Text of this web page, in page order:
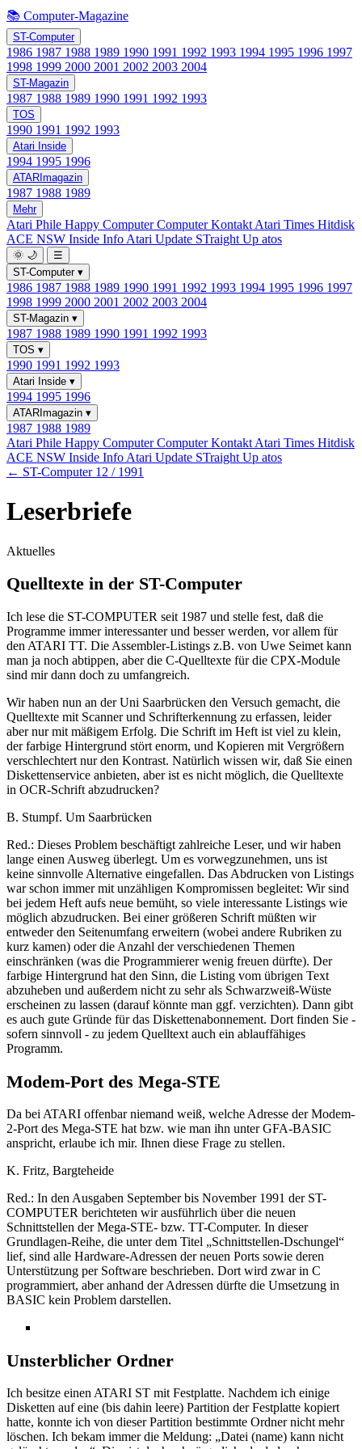
📚 Computer-Magazine
ST-Computer
1986 1987 1988 1989 1990 1991 1992 1993 1994 1995 1996 1997
1998 1999 2000 2001 2002 2003 2004
ST-Magazin
1987 1988 1989 1990 1991 1992 1993
TOS
1990 1991 1992 1993
Atari Inside
1994 1995 1996
ATARImagazin
1987 1988 1989
Mehr
Atari Phile Happy ComputerComputer Kontakt Atari Times Hitdisk
ACE NSW Inside Info Atari Update STraight Up atos
🌞 🌙
☰
ST-Computer ▾
1986 1987 1988 1989 1990 1991 1992 1993 1994 1995 1996 1997
1998 1999 2000 2001 2002 2003 2004
ST-Magazin ▾
1987 1988 1989 1990 1991 1992 1993
TOS ▾
1990 1991 1992 1993
Atari Inside ▾
1994 1995 1996
ATARImagazin ▾
1987 1988 1989
Atari Phile Happy ComputerComputer Kontakt Atari Times Hitdisk
ACE NSW Inside Info Atari Update STraight Up atos
← ST-Computer 12 / 1991
Leserbriefe
Aktuelles
Quelltexte in der ST-Computer
Ich lese die ST-COMPUTER seit 1987 und stelle fest, daß die
Programme immer interessanter und besser werden, vor allem für
den ATARI TT. Die Assembler-Listings z.B. von Uwe Seimet kann
man ja noch abtippen, aber die C-Quelltexte für die CPX-Module
sind mir dann doch zu umfangreich.
Wir haben nun an der Uni Saarbrücken den Versuch gemacht, die
Quelltexte mit Scanner und Schrifterkennung zu erfassen, leider
aber nur mit mäßigem Erfolg. Die Schrift im Heft ist viel zu klein,
der farbige Hintergrund stört enorm, und Kopieren mit Vergrößern
verschlechtert nur den Kontrast. Natürlich wissen wir, daß Sie einen
Diskettenservice anbieten, aber ist es nicht möglich, die Quelltexte
in OCR-Schrift abzudrucken?
B. Stumpf. Um Saarbrücken
Red.: Dieses Problem beschäftigt zahlreiche Leser, und wir haben
lange einen Ausweg überlegt. Um es vorwegzunehmen, uns ist
keine sinnvolle Alternative eingefallen. Das Abdrucken von Listings
war schon immer mit unzähligen Kompromissen begleitet: Wir sind
bei jedem Heft aufs neue bemüht, so viele interessante Listings wie
möglich abzudrucken. Bei einer größeren Schrift müßten wir
entweder den Seitenumfang erweitern (wobei andere Rubriken zu
kurz kamen) oder die Anzahl der verschiedenen Themen
einschränken (was die Programmierer wenig freuen dürfte). Der
farbige Hintergrund hat den Sinn, die Listing vom übrigen Text
abzuheben und außerdem nicht zu sehr als Schwarzweiß-Wüste
erscheinen zu lassen (darauf könnte man ggf. verzichten). Dann gibt
es auch gute Gründe für das Diskettenabonnement. Dort finden Sie -
sofern sinnvoll - zu jedem Quelltext auch ein ablauffähiges
Programm.
Modem-Port des Mega-STE
Da bei ATARI offenbar niemand weiß, welche Adresse der Modem-
2-Port des Mega-STE hat bzw. wie man ihn unter GFA-BASIC
anspricht, erlaube ich mir. Ihnen diese Frage zu stellen.
K. Fritz, Bargteheide
Red.: In den Ausgaben September bis November 1991 der ST-
COMPUTER berichteten wir ausführlich über die neuen
Schnittstellen der Mega-STE- bzw. TT-Computer. In dieser
Grundlagen-Reihe, die unter dem Titel „Schnittstellen-Dschungel“
lief, sind alle Hardware-Adressen der neuen Ports sowie deren
Unterstützung per Software beschrieben. Dort wird zwar in C
programmiert, aber anhand der Adressen dürfte die Umsetzung in
BASIC kein Problem darstellen.
Unsterblicher Ordner
Ich besitze einen ATARI ST mit Festplatte. Nachdem ich einige
Disketten auf eine (bis dahin leere) Partition der Festplatte kopiert
hatte, konnte ich von dieser Partition bestimmte Ordner nicht mehr
löschen. Ich bekam immer die Meldung: „Datei (name) kann nicht